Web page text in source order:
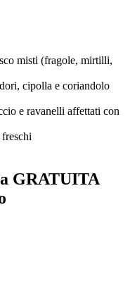
misti (fragole, mirtilli,
cipolla e coriandolo
e ravanelli affettati con
GRATUITA